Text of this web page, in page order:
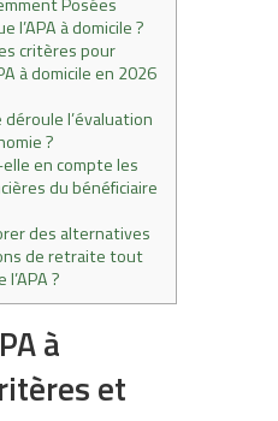
l’APA à domicile ?
critères pour
à domicile en 2026
l’évaluation
?
elle en compte les
du bénéficiaire
des alternatives
de retraite tout
?
à
et